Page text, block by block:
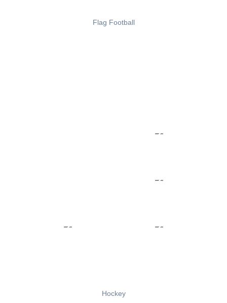
Flag Football
Hockey